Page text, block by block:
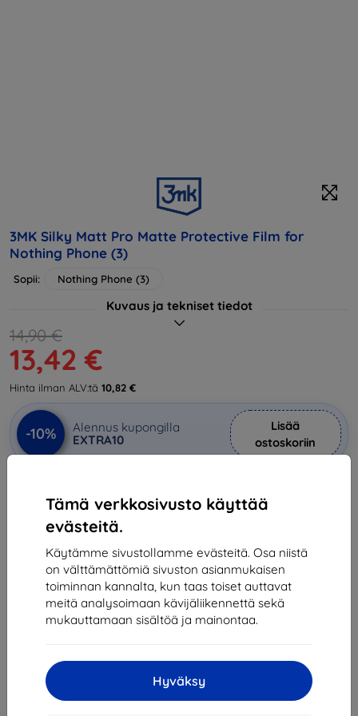
Tämä verkkosivusto käyttää
evästeitä.
Käytämme sivustollamme evästeitä. Osa niistä
on välttämättömiä sivuston asianmukaisen
toiminnan kannalta, kun taas toiset auttavat
meitä analysoimaan kävijäliikennettä sekä
mukauttamaan sisältöä ja mainontaa.
Hyväksy
3MK Silky Matt Pro Matte Protective Film for
Nothing Phone (3)
Sopii: Nothing Phone (3)
Kuvaus ja tekniset tiedot
14,90 €
13,42 €
Hinta ilman ALV:tä 10,82 €
-10%
Alennus kupongilla
EXTRA10
Lisää
ostoskoriin
Varastossa > 5 kpl
Lisää ostoskoriin
Määräalennukset
3kpl+
12,67 €/kpl